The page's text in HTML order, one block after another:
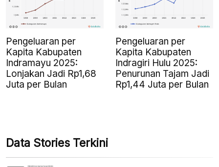
Pengeluaran per
Kapita Kabupaten
Indramayu 2025:
Lonjakan Jadi Rp1,68
Juta per Bulan
Pengeluaran per
Kapita Kabupaten
Indragiri Hulu 2025:
Penurunan Tajam Jadi
Rp1,44 Juta per Bulan
Data Stories Terkini